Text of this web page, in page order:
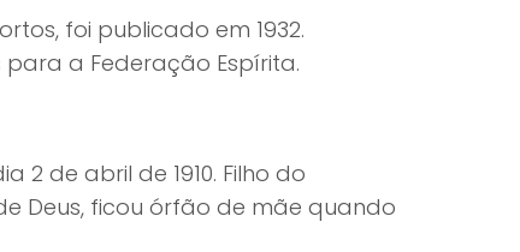
foi publicado em 1932.
a Federação Espírita.
2 de abril de 1910. Filho do
Deus, ficou órfão de mãe quando